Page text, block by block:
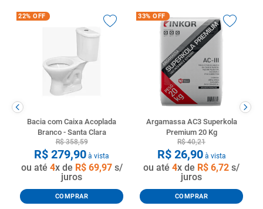
22% OFF
Bacia com Caixa Acoplada
Branco - Santa Clara
R$ 358,59
R$ 279,90 à vista
ou até 4x de R$ 69,97s/
juros
COMPRAR
33% OFF
Argamassa AC3 Superkola
Premium 20 Kg
R$ 40,21
R$ 26,90à vista
ou até 4x de R$ 6,72 s/
juros
COMPRAR